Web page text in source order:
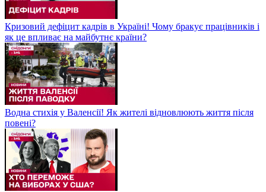
Кризовий дефіцит кадрів в Україні! Чому бракує працівників і
як це впливає на майбутнє країни?
Водна стихія у Валенсії! Як жителі відновлюють життя після
повені?